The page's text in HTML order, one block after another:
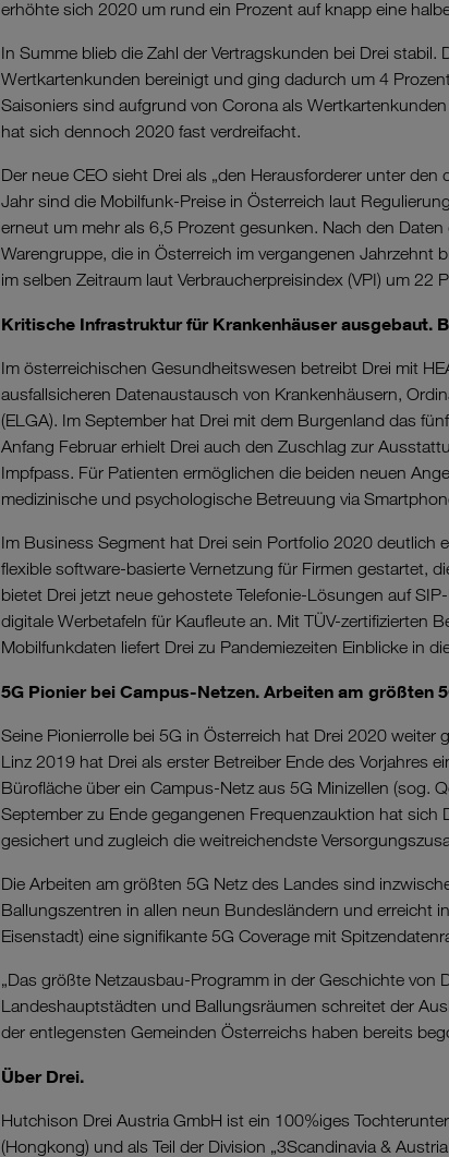
erhöhte sich 2020 um rund ein Prozent auf knapp eine
In Summe blieb die Zahl der Vertragskunden bei Drei
Wertkartenkunden bereinigt und ging dadurch um 4
Saisoniers sind aufgrund von Corona als
hat sich dennoch 2020 fast verdreifacht.
Der neue CEO sieht Drei als „den Herausforderer unter
Jahr sind die Mobilfunk-Preise in Österreich laut
erneut um mehr als 6,5 Prozent gesunken. Nach den
Warengruppe, die in Österreich im vergangenen Jahrzehnt
im selben Zeitraum laut Verbraucherpreisindex (VPI) um 22
Kritische Infrastruktur für Krankenhäuser ausgebaut.
Im österreichischen Gesundheitswesen betreibt Drei mit
ausfallsicheren Datenaustausch von Krankenhäusern,
(ELGA). Im September hat Drei mit dem Burgenland das
Anfang Februar erhielt Drei auch den Zuschlag zur
Impfpass. Für Patienten ermöglichen die beiden neuen
medizinische und psychologische Betreuung via
Im Business Segment hat Drei sein Portfolio 2020 deutlich
flexible software-basierte Vernetzung für Firmen gestartet,
bietet Drei jetzt neue gehostete Telefonie-Lösungen auf
digitale Werbetafeln für Kaufleute an. Mit TÜV-zertifizierten
Mobilfunkdaten liefert Drei zu Pandemiezeiten Einblicke in
5G Pionier bei Campus-Netzen. Arbeiten am größten
Seine Pionierrolle bei 5G in Österreich hat Drei 2020
Linz 2019 hat Drei als erster Betreiber Ende des Vorjahres
Bürofläche über ein Campus-Netz aus 5G Minizellen (sog.
September zu Ende gegangenen Frequenzauktion hat sich
gesichert und zugleich die weitreichendste
Die Arbeiten am größten 5G Netz des Landes sind
Ballungszentren in allen neun Bundesländern und erreicht
Eisenstadt) eine signifikante 5G Coverage mit
„Das größte Netzausbau-Programm in der Geschichte von
Landeshauptstädten und Ballungsräumen schreitet der
der entlegensten Gemeinden Österreichs haben bereits
Über Drei.
Hutchison Drei Austria GmbH ist ein 100%iges
(Hongkong) und als Teil der Division „3Scandinavia &